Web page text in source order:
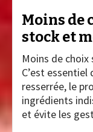
Moins de
stock et
Moins de
C’est essentiel
resserrée, le
ingrédients
et évite les